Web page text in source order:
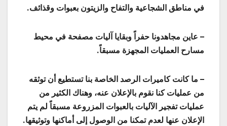
في مناطق الشجاعية والتفاح والزيتون بعبوات وقذائف.
– عاين مجاهدونا حفراً وبقايا آليات مصفحة في محيط
مسارح العمليات المجهزة مسبقاً.
– ما كانت كاميرات الرصد الخاصة بنا تستطيع أن توثقه
من عمليات كنا نقوم بالإعلان عنه، وهناك الكثير من
عمليات تفجير الآليات بالعبوات المزروعة مسبقاً لم يتم
الإعلان عنها لعدم تمكنا من الوصول إلى أماكنها وتوثيقها.